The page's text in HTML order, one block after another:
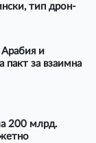
тип дрон-
Арабия и
пакт за взаимна
200 млрд.